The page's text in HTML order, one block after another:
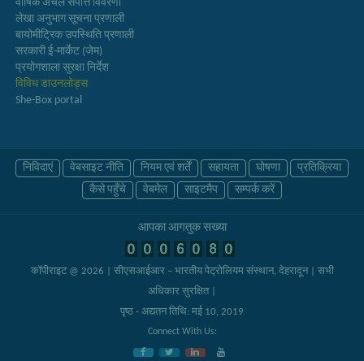
वार्षिक अचल संपत्ति विवरणी
लेखा अनुभाग सूचना प्रणाली
बायोमीट्रिक उपस्थिति प्रणाली
सरकारी ई-मार्केट (जेम)
प्रयोगशाला सुरक्षा निर्देश
विविध डाउनलोड्स
She-Box portal
निविदाएं वेबसाइट नीति नियम एवं शर्तें सहायता घोषणा
प्रतिक्रिया
कैसे पहुँचे
वेबमेल साइटमैप सम्पर्क करें
आपका आगंतुक संख्या
कॉपीराइट @ 2026 | सीएसआईआर – भारतीय पेट्रोलियम संस्थान, देहरादून| सभी
अधिकार सुरक्षित |
पृष्ठ - अद्यतन तिथि: मई 10, 2019
Connect With Us: